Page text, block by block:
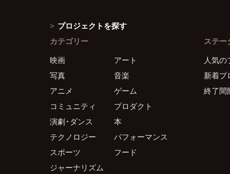
プロジェクトを探す
カテゴリー
映画
アート
写真
音楽
アニメ
ゲーム
コミュニティ
プロダクト
演劇・ダンス
本
テクノロジー
パフォーマンス
スポーツ
フード
ジャーナリズム
ステー
人気の
新着プ
終了間